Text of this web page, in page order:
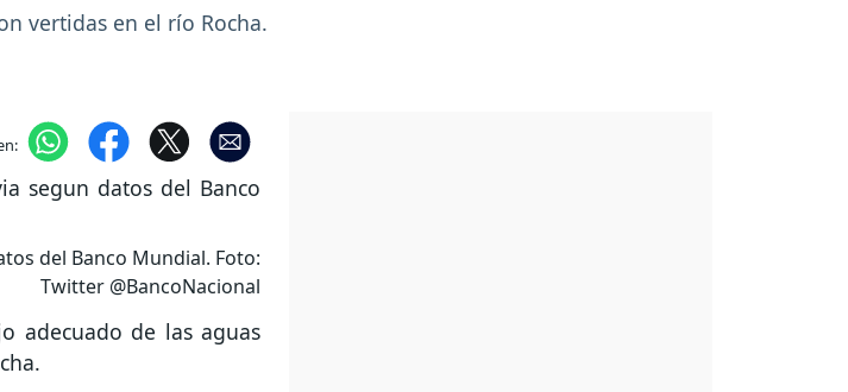
vertidas en el río Rocha.
del Banco Mundial. Foto:
Twitter @BancoNacional
adecuado de las aguas